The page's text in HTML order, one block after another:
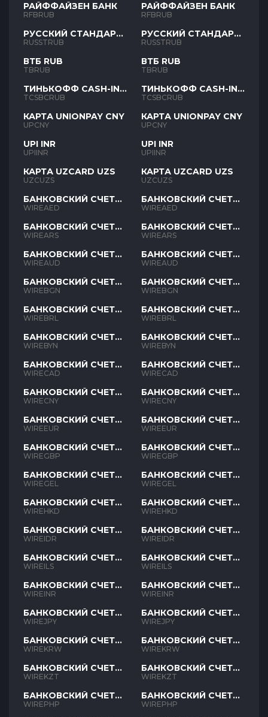
РАЙФФАЙЗЕН БАНК
RFBRUB
РУССКИЙ СТАНДАРТ
RUB
RUSSTRUB
ВТБ RUB
TBRUB
ТИНЬКОФФ CASH-IN
RUB
TCSBCRUB
КАРТА UNIONPAY CNY
UPCNY
UPI INR
UPIINR
КАРТА UZCARD UZS
UZCUZS
БАНКОВСКИЙ СЧЕТ
AED
WIREAED
БАНКОВСКИЙ СЧЕТ
ARS
WIREARS
БАНКОВСКИЙ СЧЕТ
AUD
WIREAUD
БАНКОВСКИЙ СЧЕТ
BGN
WIREBGN
БАНКОВСКИЙ СЧЕТ
BRL
WIREBRL
БАНКОВСКИЙ СЧЕТ
BYN
WIREBYN
БАНКОВСКИЙ СЧЕТ
CAD
WIRECAD
БАНКОВСКИЙ СЧЕТ
CNY
WIRECNY
БАНКОВСКИЙ СЧЕТ
EUR
WIREEUR
БАНКОВСКИЙ СЧЕТ
GBP
WIREGBP
БАНКОВСКИЙ СЧЕТ
GEL
WIREGEL
БАНКОВСКИЙ СЧЕТ
HKD
WIREHKD
БАНКОВСКИЙ СЧЕТ
IDR
WIREIDR
БАНКОВСКИЙ СЧЕТ
ILS
WIREILS
БАНКОВСКИЙ СЧЕТ
INR
WIREINR
БАНКОВСКИЙ СЧЕТ
JPY
WIREJPY
БАНКОВСКИЙ СЧЕТ
KRW
WIREKRW
БАНКОВСКИЙ СЧЕТ
KZT
WIREKZT
БАНКОВСКИЙ СЧЕТ
PHP
WIREPHP
РАЙФФАЙЗЕН БАНК
RFBRUB
РУССКИЙ СТАНДАРТ
RUB
RUSSTRUB
ВТБ RUB
TBRUB
ТИНЬКОФФ CASH-IN
RUB
TCSBCRUB
КАРТА UNIONPAY CNY
UPCNY
UPI INR
UPIINR
КАРТА UZCARD UZS
UZCUZS
БАНКОВСКИЙ СЧЕТ
AED
WIREAED
БАНКОВСКИЙ СЧЕТ
ARS
WIREARS
БАНКОВСКИЙ СЧЕТ
AUD
WIREAUD
БАНКОВСКИЙ СЧЕТ
BGN
WIREBGN
БАНКОВСКИЙ СЧЕТ
BRL
WIREBRL
БАНКОВСКИЙ СЧЕТ
BYN
WIREBYN
БАНКОВСКИЙ СЧЕТ
CAD
WIRECAD
БАНКОВСКИЙ СЧЕТ
CNY
WIRECNY
БАНКОВСКИЙ СЧЕТ
EUR
WIREEUR
БАНКОВСКИЙ СЧЕТ
GBP
WIREGBP
БАНКОВСКИЙ СЧЕТ
GEL
WIREGEL
БАНКОВСКИЙ СЧЕТ
HKD
WIREHKD
БАНКОВСКИЙ СЧЕТ
IDR
WIREIDR
БАНКОВСКИЙ СЧЕТ
ILS
WIREILS
БАНКОВСКИЙ СЧЕТ
INR
WIREINR
БАНКОВСКИЙ СЧЕТ
JPY
WIREJPY
БАНКОВСКИЙ СЧЕТ
KRW
WIREKRW
БАНКОВСКИЙ СЧЕТ
KZT
WIREKZT
БАНКОВСКИЙ СЧЕТ
PHP
WIREPHP